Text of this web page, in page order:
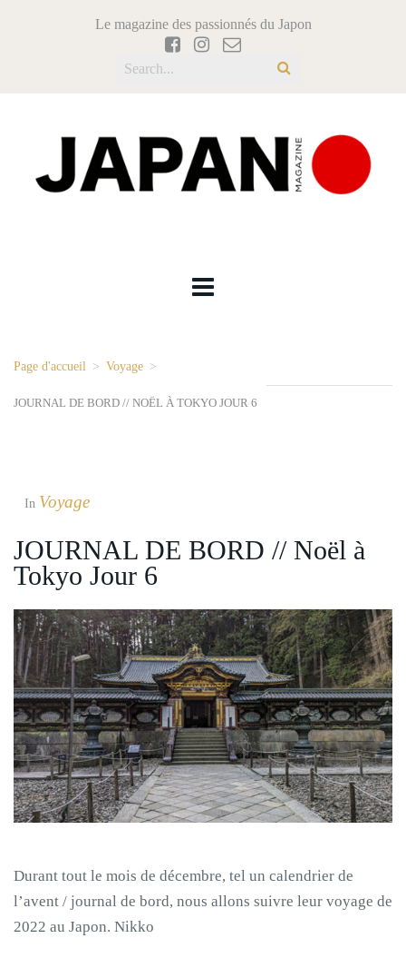
Le magazine des passionnés du Japon
Page d'accueil > Voyage >
JOURNAL DE BORD // NOËL À TOKYO JOUR 6
In Voyage
JOURNAL DE BORD // Noël à
Tokyo Jour 6
Durant tout le mois de décembre, tel un calendrier de
l’avent / journal de bord, nous allons suivre leur voyage de
2022 au Japon. Nikko